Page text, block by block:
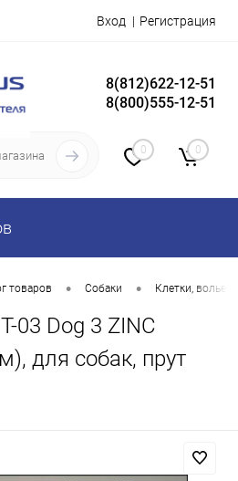
Вход Регистрация
8(812)622-12-51
8(800)555-12-51
0 0
товаров • Собаки • Клетки,
03 Dog 3 ZINC
для собак, прут